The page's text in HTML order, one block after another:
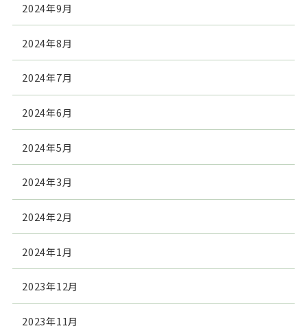
2024年9月
2024年8月
2024年7月
2024年6月
2024年5月
2024年3月
2024年2月
2024年1月
2023年12月
2023年11月